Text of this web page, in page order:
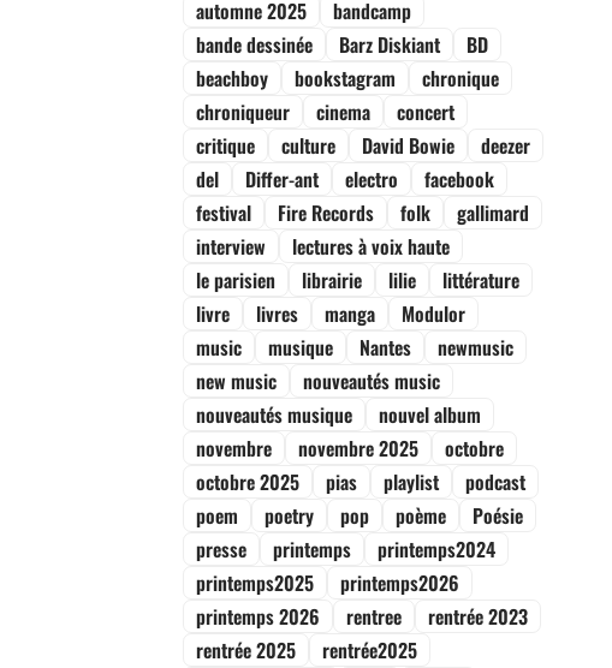
automne 2025
bandcamp
bande dessinée
Barz Diskiant
BD
beachboy
bookstagram
chronique
chroniqueur
cinema
concert
critique
culture David Bowie
deezer
del
Differ-ant electro
facebook
festival
Fire Records folk
gallimard
interview
lectures à voix haute
le parisien
librairie lilie
littérature
livre
livres manga
Modulor
music
musique Nantes
newmusic
new music
nouveautés music
nouveautés musique
nouvel album
novembre
novembre 2025
octobre
octobre 2025
pias playlist
podcast
poem
poetry pop poème
Poésie
presse
printemps
printemps2024
printemps2025
printemps2026
printemps 2026
rentree
rentrée 2023
rentrée 2025
rentrée2025